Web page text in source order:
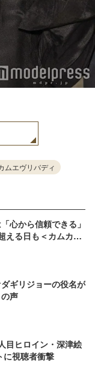
ムエヴリバディ
心から信頼できる」
える日も＜カムカム
ギリジョーの役名が
声
目ヒロイン・深津絵
に視聴者衝撃